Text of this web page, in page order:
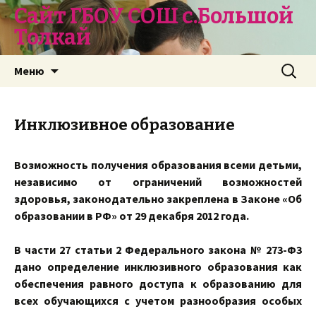
Сайт ГБОУ СОШ с.Большой
Толкай
Меню Найти:
Инклюзивное образование
Возможность получения образования всеми детьми,
независимо от ограничений возможностей
здоровья, законодательно закреплена в Законе «Об
образовании в РФ» от 29 декабря 2012 года.
В части 27 статьи 2 Федерального закона № 273-Ф3
дано определение инклюзивного образования как
обеспечения равного доступа к образованию для
всех обучающихся с учетом разнообразия особых